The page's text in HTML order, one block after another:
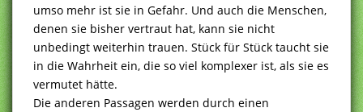
umso mehr ist sie in Gefahr. Und auch die Menschen,
denen sie bisher vertraut hat, kann sie nicht
unbedingt weiterhin trauen. Stück für Stück taucht sie
in die Wahrheit ein, die so viel komplexer ist, als sie es
vermutet hätte.
Die anderen Passagen werden durch einen